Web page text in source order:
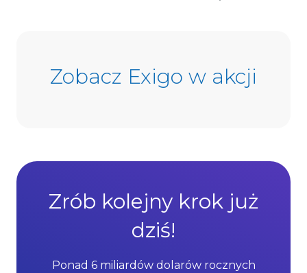
Zobacz Exigo w akcji
Zrób kolejny krok już
dziś!
Ponad 6 miliardów dolarów rocznych